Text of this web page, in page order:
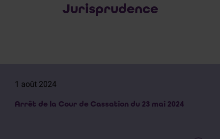
Jurisprudence
1 août 2024
Arrêt de la Cour de Cassation du 23 mai 2024